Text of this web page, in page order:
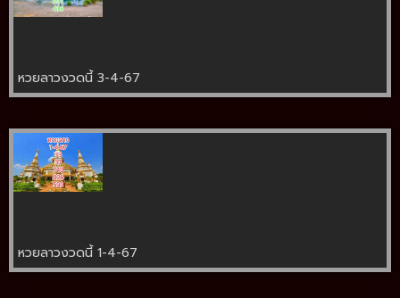
หวยลาวงวดนี้ 3-4-67
หวยลาวงวดนี้ 1-4-67